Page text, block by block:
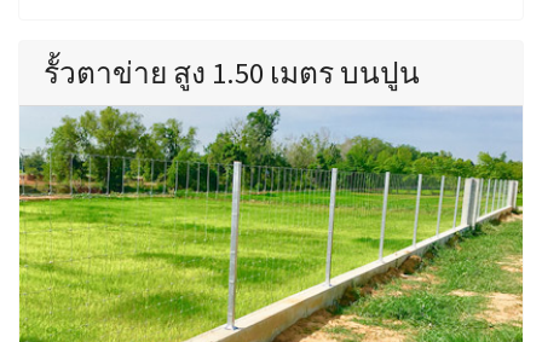
รั้วตาข่าย สูง 1.50 เมตร บนปูน